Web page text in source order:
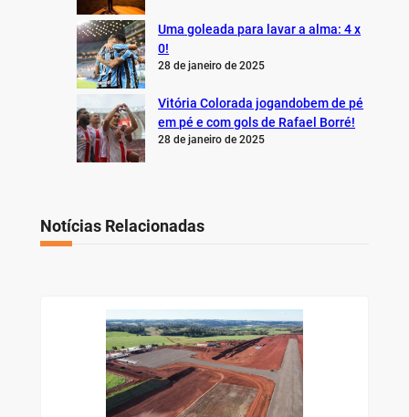
Uma goleada para lavar a alma: 4 x
0!
28 de janeiro de 2025
Vitória Colorada jogandobem de pé
em pé e com gols de Rafael Borré!
28 de janeiro de 2025
Notícias Relacionadas